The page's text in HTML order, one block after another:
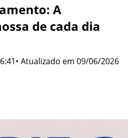
A
de cada dia
• Atualizado em 09/06/2026